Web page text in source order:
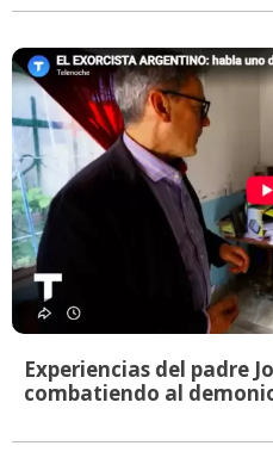
Experiencias del padre
combatiendo al